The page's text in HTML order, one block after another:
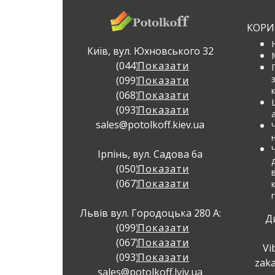
Київ, вул. Юхновського 32
(044) 337 32 23
Показати
(099) 383 71 72
Показати
(068) 383 71 72
Показати
(093) 383 71 72
Показати
sales@potolkoff.kiev.ua
Ірпінь, вул. Садова 6а
(050) 397 49 79
Показати
(067) 397 49 79
Показати
Львів вул. Городоцька 280 А:
(099) 383 22 77
Показати
(067) 383 22 77
Показати
(093) 383 22 77
Показати
sales@potolkoff.lviv.ua